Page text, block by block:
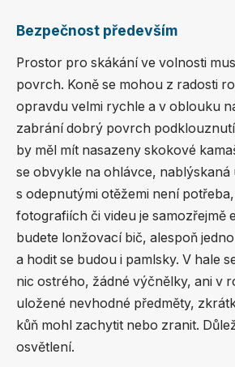
Bezpečnost především
Prostor pro skákání ve volnosti
povrch. Koně se mohou z radosti
opravdu velmi rychle a v oblouku
zabrání dobrý povrch
by měl mít nasazeny skokové
se obvykle na ohlávce, nablýskaná
s odepnutými otěžemi není
fotografiích či videu je samozřejmě
budete lonžovací bič, alespoň
a hodit se budou i pamlsky. V hale
nic ostrého, žádné výčnělky, ani v
uložené nevhodné předměty,
kůň mohl zachytit nebo zranit.
osvětlení.